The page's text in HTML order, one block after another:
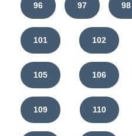
96 97 98
101 102
105 106
109 110